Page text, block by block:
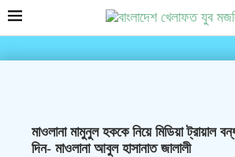
মাওলানা মামুনুল হককে নিয়ে মিডিয়া ট্রায়াল
দিন- মাওলানা আবুল হাসানাত জালালী